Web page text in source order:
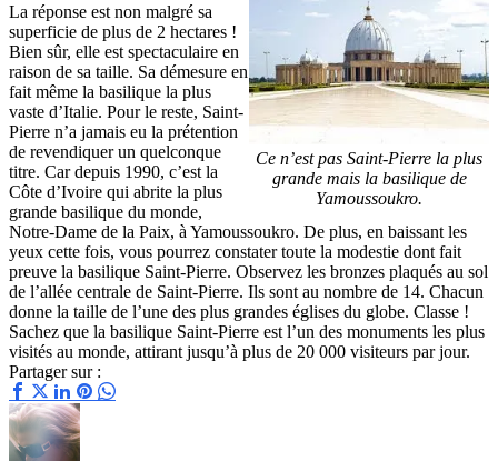
Ce n’est pas Saint-Pierre la plus
grande mais la basilique de
Yamoussoukro.
La réponse est non malgré sa
superficie de plus de 2 hectares !
Bien sûr, elle est spectaculaire en
raison de sa taille. Sa démesure en
fait même la basilique la plus
vaste d’Italie. Pour le reste, Saint-
Pierre n’a jamais eu la prétention
de revendiquer un quelconque
titre. Car depuis 1990, c’est la
Côte d’Ivoire qui abrite la plus
grande basilique du monde,
Notre-Dame de la Paix, à Yamoussoukro. De plus, en baissant les
yeux cette fois, vous pourrez constater toute la modestie dont fait
preuve la basilique Saint-Pierre. Observez les bronzes plaqués au sol
de l’allée centrale de Saint-Pierre. Ils sont au nombre de 14. Chacun
donne la taille de l’une des plus grandes églises du globe. Classe !
Sachez que la basilique Saint-Pierre est l’un des monuments les plus
visités au monde, attirant jusqu’à plus de 20 000 visiteurs par jour.
Partager sur :